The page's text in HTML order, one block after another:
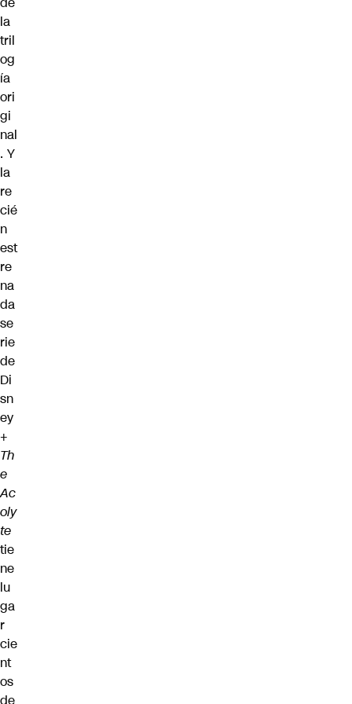
la
tril
og
ía
ori
gi
nal
. Y
la
re
cié
n
est
re
na
da
se
rie
de
Di
sn
ey
+
Th
e
Ac
oly
te
tie
ne
lu
ga
r
cie
nt
os
de